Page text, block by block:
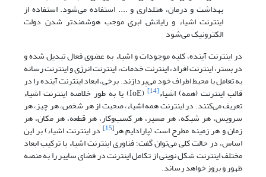
بهداشت و درمان، هتلداری و .... استفاده می‌شود. استفاده از
اینترنت اشیاء و رایانش ابری موجب هوشمندتر شدن دولت
الکترونیک می‌شود
در اینترنت آینده، کلیه موجودات و اشیاء به عضوی فعال تبدیل شده و
در بستر، اینترنت افراد، اینترنت خدمات، اینترنت انرژی و اینترنت رسانه
به تعامل با محیط اطراف خود می‌پردازند. برخی، ابعاد اینترنت آینده را در
قالب اینترنت (همه) اشیاء[14] (IoE) یا به طور خلاصه اینترنت اشیاء
تعریف می‌کنند. در اینترنت همه اشیاء، صحبت از هر شخص، هر چیز، هر
سرویس، هر شبکه، هر مسیر، هر کسب‌وکار، هر قطعه، هر مکان، هر
زمان و هر زمینه مطرح است (پارادایم هر[15] در اینترنت اشیاء) بر این
اساس، در حالت کلی می‌توان گفت؛ فناوری اینترنت اشیاء با ترکیب ابعاد
مختلف اینترنت شکل نوینی از تکامل اینترنت در فضای سایبر را به منصه
ظهور و بروز خواهد رساند.